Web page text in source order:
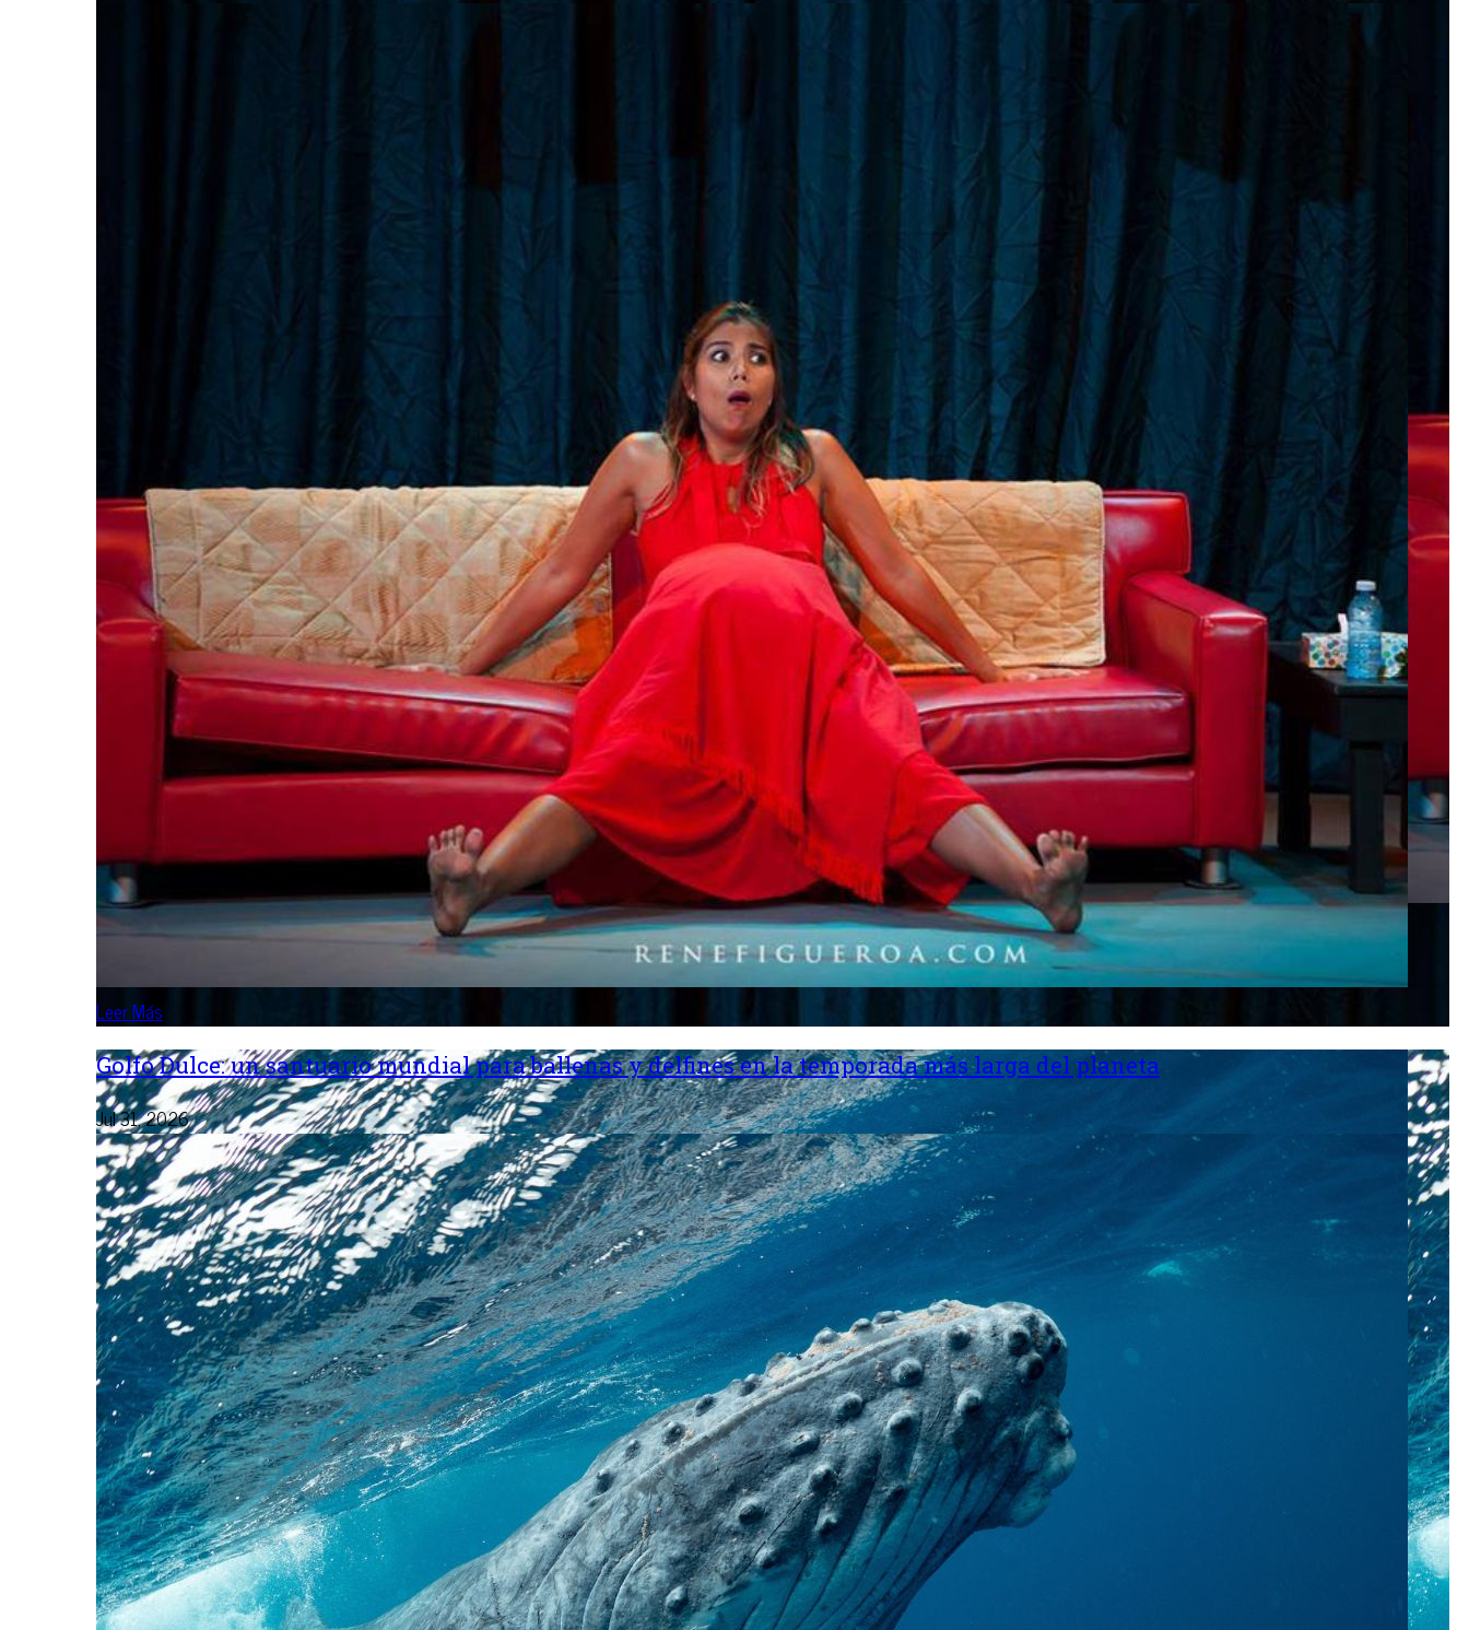
Leer Más
Golfo Dulce: un santuario mundial para ballenas y delfines en la temporada más larga del planeta
Jul 31, 2026